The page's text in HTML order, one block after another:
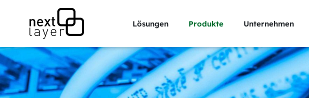
Lösungen Produkte Unternehmen